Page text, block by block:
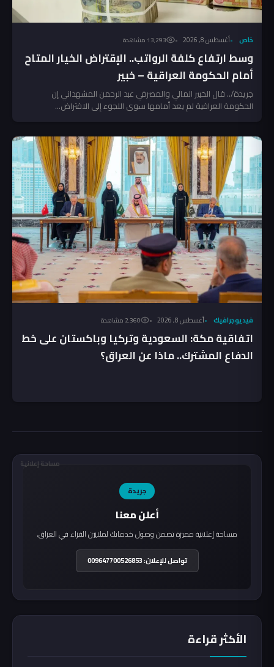
خاص أغسطس 8, 2026 13٬293 مشاهدة
وسط ارتفاع كلفة الرواتب.. الإقتراض الخيار المتاح
أمام الحكومة العراقية – خبير
جريدة/.. قال الخبير المالي والمصرفي عبد الرحمن المشهداني إن
الحكومة العراقية لم يعد أمامها سوى اللجوء إلى الاقتراض...
فيديوجرافيك أغسطس 8, 2026 2٬360 مشاهدة
اتفاقية مكة: السعودية وتركيا وباكستان على خط
الدفاع المشترك.. ماذا عن العراق؟
مساحة إعلانية
جريدة
أعلن معنا
مساحة إعلانية مميزة تضمن وصول خدماتك لملايين القراء في العراق.
تواصل للإعلان: 009647700526853
الأكثر قراءة